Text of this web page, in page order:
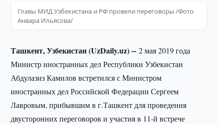
Главы МИД Узбекистана и РФ провели переговоры /Фото
Анвара Ильясова/
Ташкент, Узбекистан (UzDaily.uz) --2 мая 2019 года
Министр иностранных дел Республики Узбекистан
Абдулазиз Камилов встретился с Министром
иностранных дел Российской Федерации Сергеем
Лавровым, прибывшим в г.Ташкент для проведения
двусторонних переговоров и участия в 11-й встрече